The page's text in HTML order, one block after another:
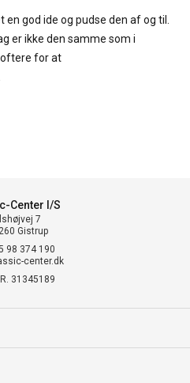
god ide og pudse den af og til.
er ikke den samme som i
oftere for at
Center I/S
7
Gistrup
98 374 190
center.dk
31345189